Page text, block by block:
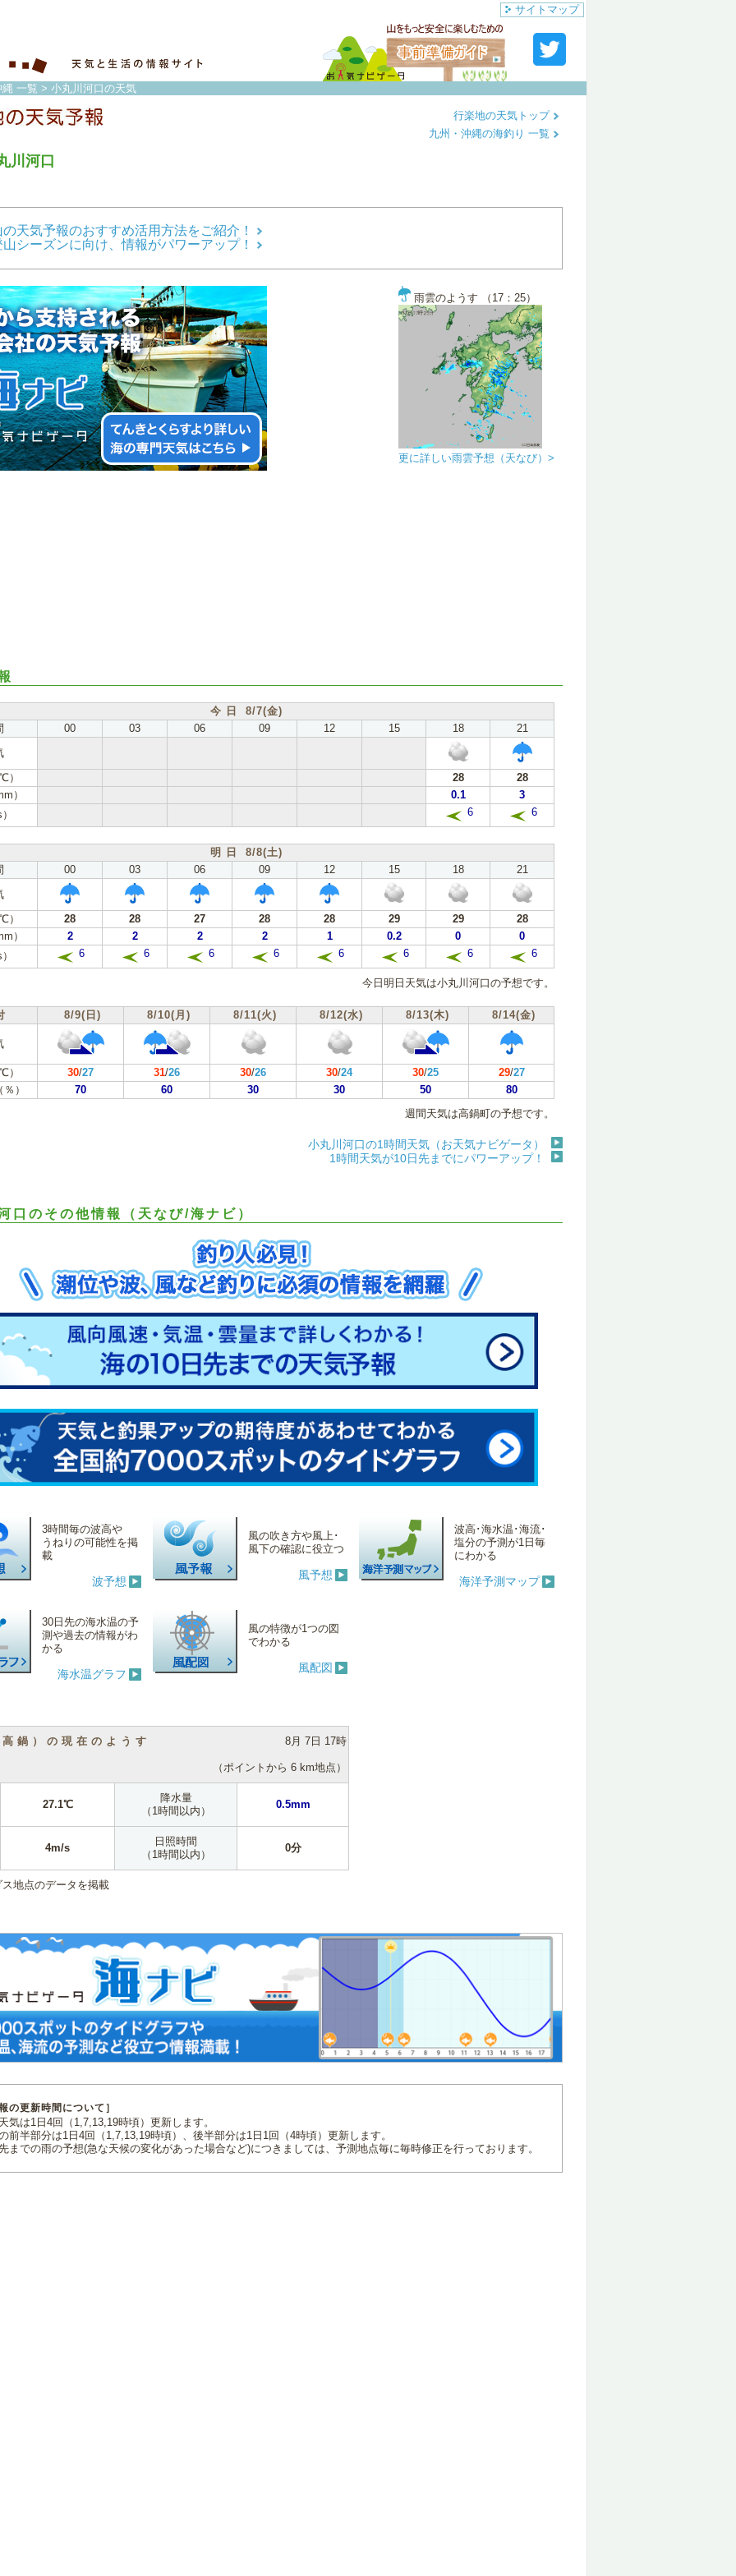
サイトマップ
一覧 > 小丸川河口の天気
川河口
行楽地の天気トップ
九州・沖縄の海釣り 一覧
天気予報のおすすめ活用方法をご紹介！
シーズンに向け、情報がパワーアップ！
雨雲のようす （17：25）
更に詳しい雨雲予想（天なび）>
今 日 8/7(金)
00 03 06 09 12 15 18
21
28
28
）
0.1
3
6 6
明 日 8/8(土)
00 03 06 09 12 15 18
21
28 28 27 28 28 29 29
28
）
2 2 2 2 1 0.2 0
0
6 6 6 6 6 6 6 6
今日明日天気は小丸川河口の予想です。
8/9(日) 8/10(月) 8/11(火) 8/12(水) 8/13(木) 8/14(金)
30/27 31/26 30/26 30/24 30/25 29/27
）
70 60 30 30 50
80
週間天気は高鍋町の予想です。
小丸川河口の1時間天気（お天気ナビゲータ）
1時間天気が10日先までにパワーアップ！
口のその他情報（天なび/海ナビ）
3時間毎の波高や
うねりの可能性を掲
載
波予想
風の吹き方や風上･
風下の確認に役立つ
風予想
波高･海水温･海流･
塩分の予測が1日毎
にわかる
海洋予測マップ
30日先の海水温の予
測や過去の情報がわ
かる
海水温グラフ
風の特徴が1つの図
でわかる
風配図
鍋）の現在のようす 8月 7日 17時
（ポイントから 6 km地点）
27.1℃
降水量
（1時間以内）
0.5mm
4m/s
日照時間
（1時間以内）
0分
地点のデータを掲載
の更新時間について］
気は1日4回（1,7,13,19時頃）更新します。
前半部分は1日4回（1,7,13,19時頃）、後半部分は1日1回（4時頃）更新します。
までの雨の予想(急な天候の変化があった場合など)につきましては、予測地点毎に毎時修正を行っております。